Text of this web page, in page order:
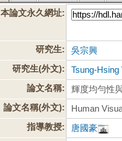
本論文永久網址:
研究生:
吳宗興
研究生(外文):
Tsung-Hsing
論文名稱:
輝度均勻性
論文名稱(外文):
Human
指導教授:
唐國豪